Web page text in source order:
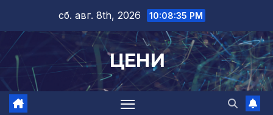
content
сб. авг. 8th, 2026 10:08:35 PM
ЦЕНИ